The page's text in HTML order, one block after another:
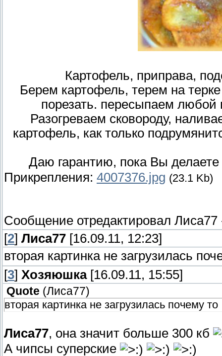
Картофель, приправа,
Берем картофель, терем на
порезать. пересыпаем
Разогреваем сковороду,
картофель, как только
Даю гарантию, пока Вы
Прикрепления: 4007376.jpg (23.1 Kb)
Сообщение отредактировал Лиса77
[2] Лиса77 [16.09.11, 12:23]
вторая картинка не загрузилась
[3] Хозяюшка[16.09.11, 15:55]
Quote (Лиса77)
вторая картинка не загрузилась почему то
Лиса77, она значит больше 300 кб
А чипсы суперские